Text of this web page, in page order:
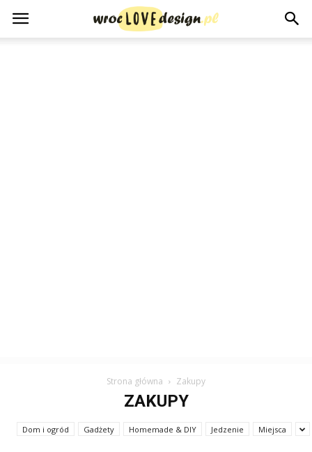
Strona główna Zakupy
ZAKUPY
Dom i ogród Gadżety Homemade & DIY Jedzenie Miejsca